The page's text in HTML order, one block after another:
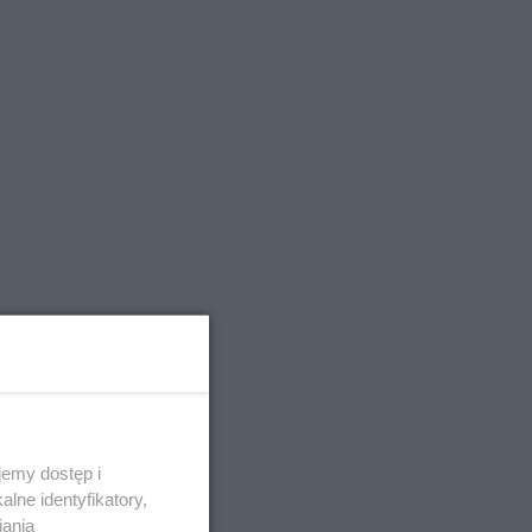
dostęp i
identyfikatory,